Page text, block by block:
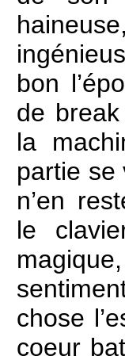
bon
de
la
partie se
n’en
le
chose
coeur